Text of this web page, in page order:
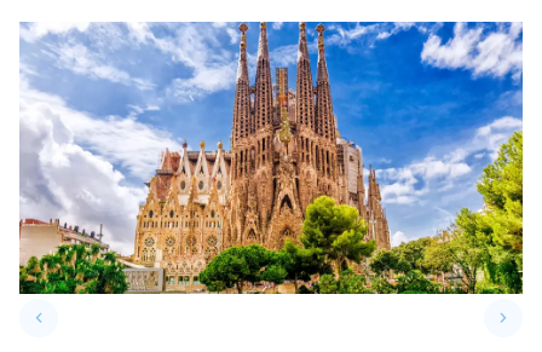
keyboard_arrow_leftPrevious slide keyboard_arrow_right